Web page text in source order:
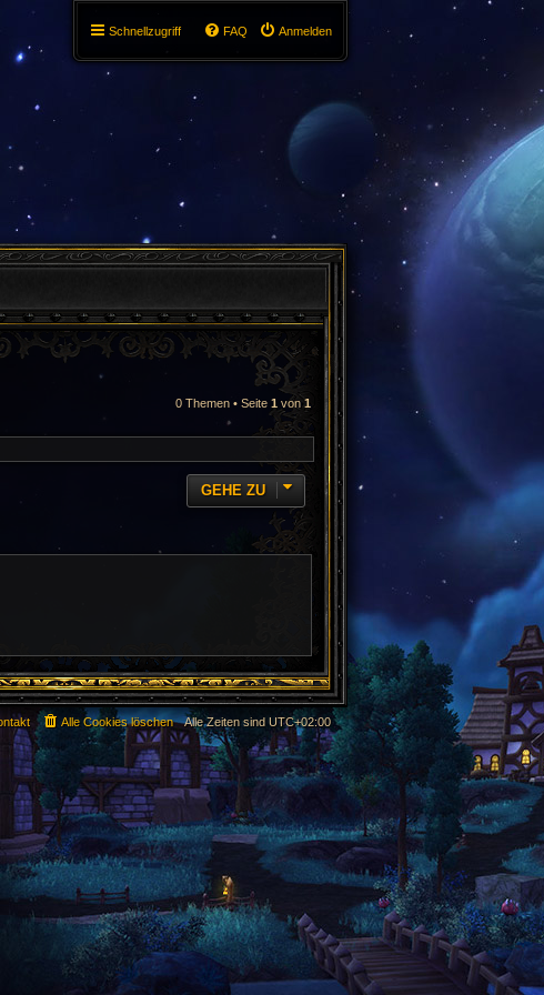
Schnellzugriff Anmelden
FAQ
0 Themen • Seite 1 von 1
GEHE ZU
Alle Zeiten sind UTC+02:00
Alle Cookies löschen